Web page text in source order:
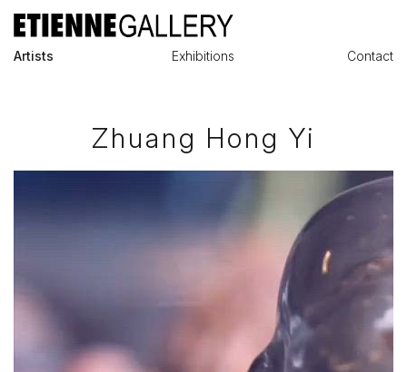
Artists Exhibitions Contact
Zhuang Hong Yi